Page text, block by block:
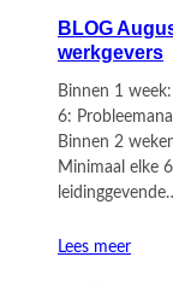
BLOG
werkgevers
Binnen 1
6:
Binnen 2
Minimaal elke
Lees meer